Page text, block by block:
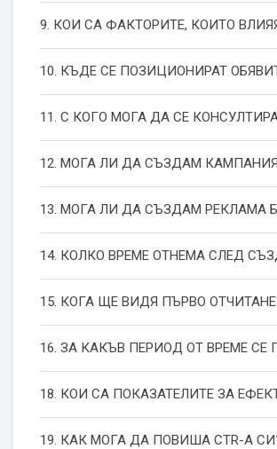
9. КОИ СА ФАКТОРИТЕ, КОИТО
10. КЪДЕ СЕ ПОЗИЦИОНИРАТ
11. С КОГО МОГА ДА СЕ
12. МОГА ЛИ ДА СЪЗДАМ
13. МОГА ЛИ ДА СЪЗДАМ РЕКЛАМА
14. КОЛКО ВРЕМЕ ОТНЕМА СЛЕД
15. КОГА ЩЕ ВИДЯ ПЪРВО
16. ЗА КАКЪВ ПЕРИОД ОТ ВРЕМЕ СЕ
18. КОИ СА ПОКАЗАТЕЛИТЕ ЗА
19. КАК МОГА ДА ПОВИША СТR-А